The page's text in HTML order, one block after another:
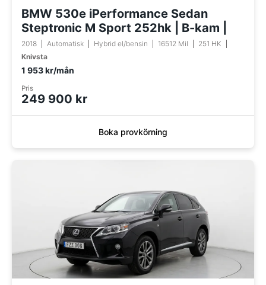
BMW 530e iPerformance Sedan
Steptronic M Sport 252hk | B-kam |
2018 Automatisk Hybrid el/bensin 16512 Mil
251 HK
Knivsta
1 953 kr/mån
Pris
249 900 kr
Boka provkörning